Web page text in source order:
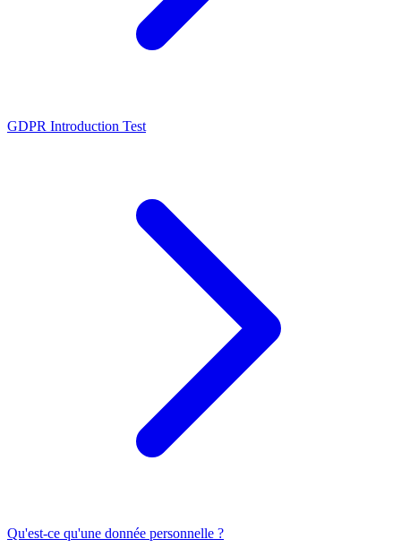
GDPR Introduction Test
Qu'est-ce qu'une donnée personnelle ?